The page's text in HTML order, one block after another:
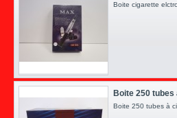
Boite cigarette
Boite 250
Boite 250 tubes à